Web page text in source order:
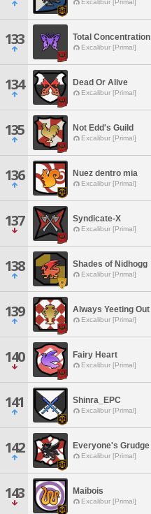
Excalibur [Primal]
133 Total Concentration
Excalibur [Primal]
134 Dead Or Alive
Excalibur [Primal]
135 Not Edd's Guild
Excalibur [Primal]
136 Nuez dentro mia
Excalibur [Primal]
137 Syndicate-X
Excalibur [Primal]
138 Shades of Nidhogg
Excalibur [Primal]
139 Always Yeeting Out
Excalibur [Primal]
140 Fairy Heart
Excalibur [Primal]
141 Shinra_EPC
Excalibur [Primal]
142 Everyone's Grudge
Excalibur [Primal]
143 Maibois
Excalibur [Primal]